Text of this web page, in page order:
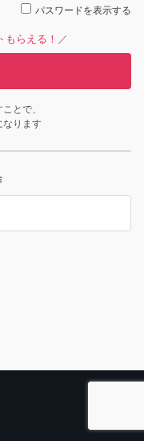
パスワードを表示する
もらえる！／
とで、
なります